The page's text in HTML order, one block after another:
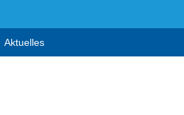
Aktuelles